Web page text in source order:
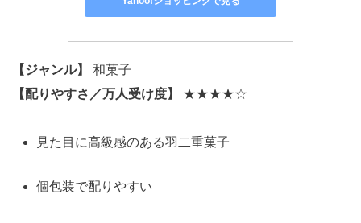
【ジャンル】
和菓子
【配りやすさ／万人受け度】
★★★★☆
見た目に高級感のある羽二重菓子
個包装で配りやすい